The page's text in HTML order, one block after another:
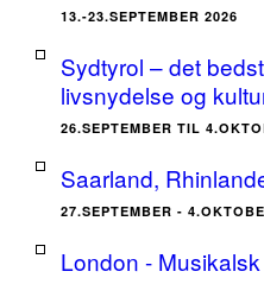
13.-23.SEPTEMBER 2026
Sydtyrol – det
livsnydelse og
26.SEPTEMBER TIL
Saarland,
27.SEPTEMBER -
London -